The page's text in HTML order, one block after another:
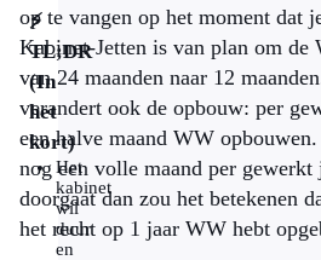
⚡
TL;DR
(In
het
kort)
Het
kabinet
wil
duur
en
op te vangen op het moment dat
Kabinet-Jetten is van plan om de
van 24 maanden naar 12
verandert ook de opbouw: per
een halve maand WW
nog een volle maand per
doorgaat dan zou het betekenen
het recht op 1 jaar WW hebt